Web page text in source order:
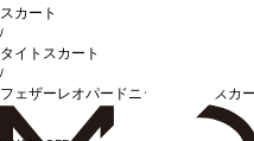
スカート
/
タイトスカート
/
フェザーレオパードニットタイトスカ